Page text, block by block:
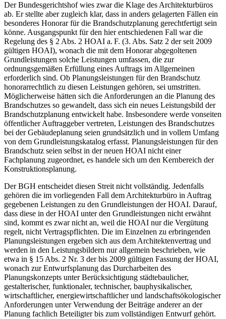
Der Bundesgerichtshof wies zwar die Klage des Architekturbüros
ab. Er stellte aber zugleich klar, dass in anders gelagerten Fällen ein
besonderes Honorar für die Brandschutzplanung gerechtfertigt sein
könne. Ausgangspunkt für den hier entschiedenen Fall war die
Regelung des § 2 Abs. 2 HOAI a. F. (3. Abs. Satz 2 der seit 2009
gültigen HOAI), wonach die mit dem Honorar abgegoltenen
Grundleistungen solche Leistungen umfassen, die zur
ordnungsgemäßen Erfüllung eines Auftrags im Allgemeinen
erforderlich sind. Ob Planungsleistungen für den Brandschutz
honorarrechtlich zu diesen Leistungen gehören, sei umstritten.
Möglicherweise hätten sich die Anforderungen an die Planung des
Brandschutzes so gewandelt, dass sich ein neues Leistungsbild der
Brandschutzplanung entwickelt habe. Insbesondere werde vonseiten
öffentlicher Auftraggeber vertreten, Leistungen des Brandschutzes
bei der Gebäudeplanung seien grundsätzlich und in vollem Umfang
von dem Grundleistungskatalog erfasst. Planungsleistungen für den
Brandschutz seien selbst in der neuen HOAI nicht einer
Fachplanung zugeordnet, es handele sich um den Kernbereich der
Konstruktionsplanung.
Der BGH entscheidet diesen Streit nicht vollständig. Jedenfalls
gehören die im vorliegenden Fall dem Architekturbüro in Auftrag
gegebenen Leistungen zu den Grundleistungen der HOAI. Darauf,
dass diese in der HOAI unter den Grundleistungen nicht erwähnt
sind, kommt es zwar nicht an, weil die HOAI nur die Vergütung
regelt, nicht Vertragspflichten. Die im Einzelnen zu erbringenden
Planungsleistungen ergeben sich aus dem Architektenvertrag und
werden in den Leistungsbildern nur allgemein beschrieben, wie
etwa in § 15 Abs. 2 Nr. 3 der bis 2009 gültigen Fassung der HOAI,
wonach zur Entwurfsplanung das Durcharbeiten des
Planungskonzepts unter Berücksichtigung städtebaulicher,
gestalterischer, funktionaler, technischer, bauphysikalischer,
wirtschaftlicher, energiewirtschaftlicher und landschaftsökologischer
Anforderungen unter Verwendung der Beiträge anderer an der
Planung fachlich Beteiligter bis zum vollständigen Entwurf gehört.